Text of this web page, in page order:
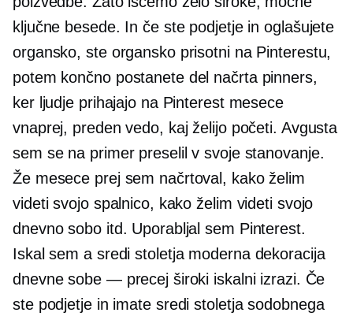
ključne besede. In če ste podjetje in oglašujete
organsko, ste organsko prisotni na Pinterestu,
potem končno postanete del načrta pinners,
ker ljudje prihajajo na Pinterest mesece
vnaprej, preden vedo, kaj želijo početi. Avgusta
sem se na primer preselil v svoje stanovanje.
Že mesece prej sem načrtoval, kako želim
videti svojo spalnico, kako želim videti svojo
dnevno sobo itd. Uporabljal sem Pinterest.
Iskal sem a sredi stoletjamoderna dekoracija
dnevne sobe — precej široki iskalni izrazi. Če
ste podjetje in imate sredi stoletjasodobnega